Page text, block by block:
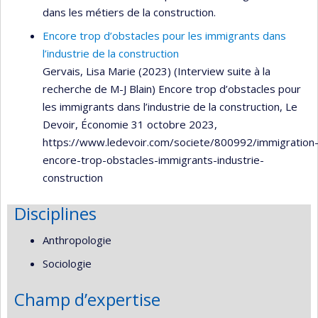
dans les métiers de la construction.
Encore trop d’obstacles pour les immigrants dans
l’industrie de la construction
Gervais, Lisa Marie (2023) (Interview suite à la
recherche de M-J Blain) Encore trop d’obstacles pour
les immigrants dans l’industrie de la construction, Le
Devoir, Économie 31 octobre 2023,
https://www.ledevoir.com/societe/800992/immigration-
encore-trop-obstacles-immigrants-industrie-
construction
Disciplines
Anthropologie
Sociologie
Champ d’expertise